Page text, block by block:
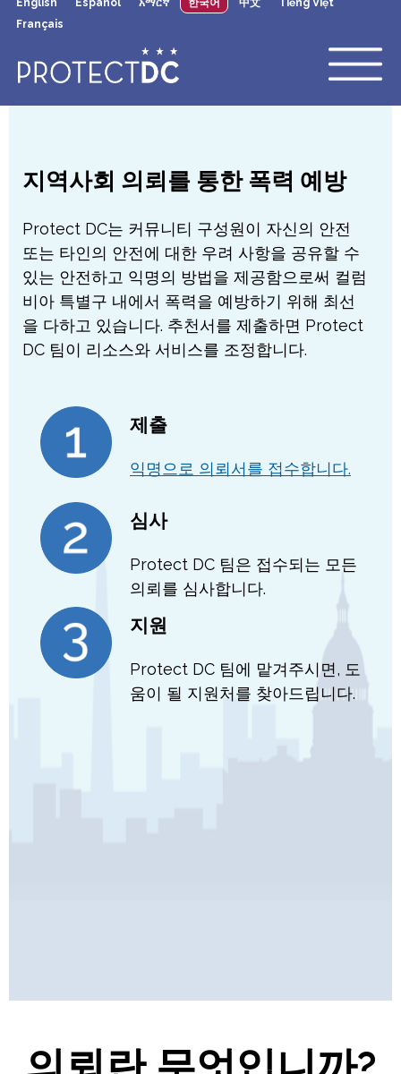
Skip to main content
English Español አማርኛ 한국어 中文
Tiếng Việt
Français
지역사회 의뢰를 통한 폭력 예방
Protect DC는 커뮤니티 구성원이 자신의 안전
또는 타인의 안전에 대한 우려 사항을 공유할 수
있는 안전하고 익명의 방법을 제공함으로써 컬럼
비아 특별구 내에서 폭력을 예방하기 위해 최선
을 다하고 있습니다. 추천서를 제출하면 Protect
DC 팀이 리소스와 서비스를 조정합니다.
제출
익명으로 의뢰서를 접수합니다.
심사
Protect DC 팀은 접수되는 모든
의뢰를 심사합니다.
지원
Protect DC 팀에 맡겨주시면, 도
움이 될 지원처를 찾아드립니다.